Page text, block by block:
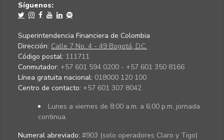
Síguenos:
Superintendencia Financiera de Colombia
Dirección: Calle 7 No. 4 - 49 Bogotá, D.C.
Código postal: 111711
Conmutador: +57 601 594 0200 - +57 601 350 8166
Línea gratuita nacional: 018000 120 100
Centro de contacto: +57 601 307 8042
Lunes a viernes de 8:00 a.m. a 6:00 p.m. jornada
continua.
Numeral abreviado: #903 (solo operadores Claro y Tigo)